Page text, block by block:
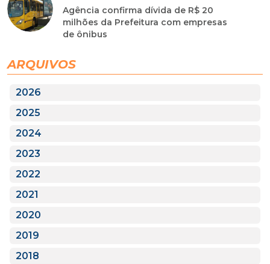
Agência confirma dívida de R$ 20
milhões da Prefeitura com empresas
de ônibus
ARQUIVOS
2026
2025
2024
2023
2022
2021
2020
2019
2018